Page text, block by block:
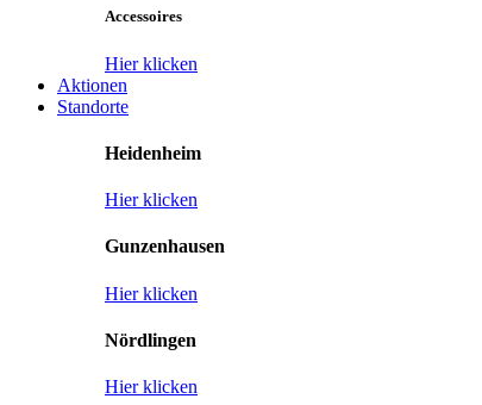
Accessoires
Hier klicken
Aktionen
Standorte
Heidenheim
Hier klicken
Gunzenhausen
Hier klicken
Nördlingen
Hier klicken